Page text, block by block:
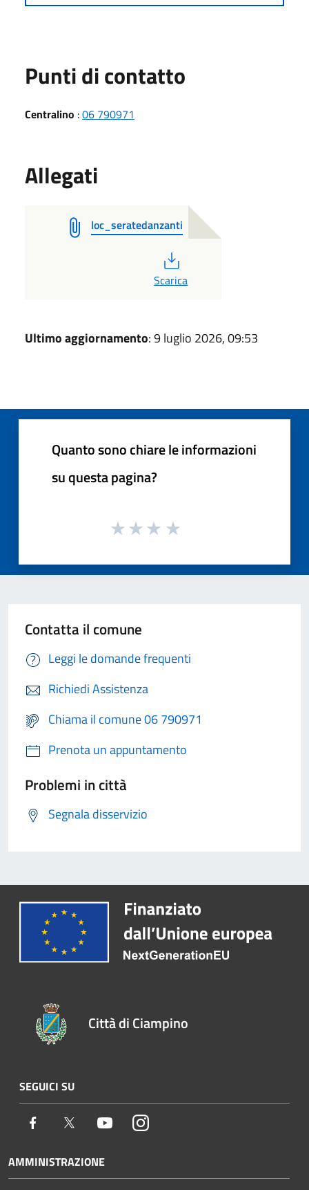
Punti di contatto
Centralino :06 790971
Allegati
loc_seratedanzanti
Scarica
Ultimo aggiornamento: 9 luglio 2026, 09:53
Quanto sono chiare le informazioni
su questa pagina?
Contatta il comune
Leggi le domande frequenti
Richiedi Assistenza
Chiama il comune 06 790971
Prenota un appuntamento
Problemi in città
Segnala disservizio
Città di Ciampino
SEGUICI SU
Facebook Twitter YoutubeInstagram
AMMINISTRAZIONE